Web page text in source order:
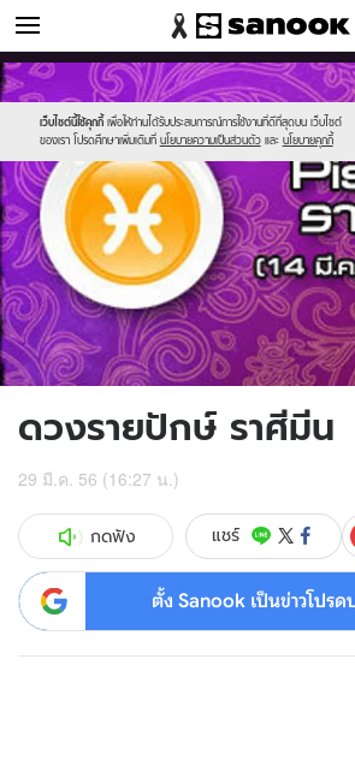
ดูดวง
เว็บไซต์นี้ใช้คุกกี้ เพื่อให้ท่านได้รับประสบการณ์การใช้งานที่ดีที่สุดบน เว็บไซต์
ของเรา โปรดศึกษาเพิ่มเติมที่ นโยบายความเป็นส่วนตัว และ นโยบายคุกกี้
Sanook
//s.isanook.com/sr/0/images/logo-
new-
sanook.png
600
60
//s.isanook.com/ho/0/ud/8/43725/3pisces.jpg
ดวงรายปักษ์ ราศีมีน
29 มี.ค. 56 (16:27 น.)
กดฟัง แชร์
ตั้ง Sanook เป็นข่าวโปร